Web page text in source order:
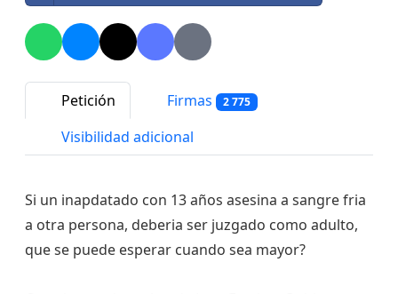
Petición Firmas 2 775
Visibilidad adicional
Si un inapdatado con 13 años asesina a sangre fria
a otra persona, deberia ser juzgado como adulto,
que se puede esperar cuando sea mayor?